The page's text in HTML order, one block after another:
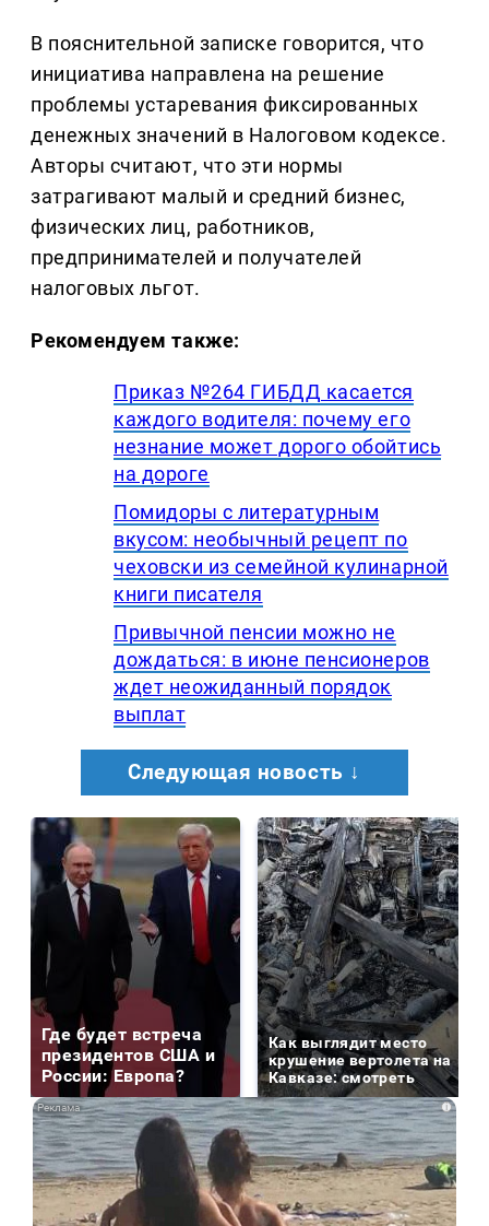
В пояснительной записке говорится, что
инициатива направлена на решение
проблемы устаревания фиксированных
денежных значений в Налоговом кодексе.
Авторы считают, что эти нормы
затрагивают малый и средний бизнес,
физических лиц, работников,
предпринимателей и получателей
налоговых льгот.
Рекомендуем также:
Приказ №264 ГИБДД касается
каждого водителя: почему его
незнание может дорого обойтись
на дороге
Помидоры с литературным
вкусом: необычный рецепт по
чеховски из семейной кулинарной
книги писателя
Привычной пенсии можно не
дождаться: в июне пенсионеров
ждет неожиданный порядок
выплат
Следующая новость ↓
Где будет встреча
президентов США и
России: Европа?
Как выглядит место
крушение вертолета на
Кавказе: смотреть
i